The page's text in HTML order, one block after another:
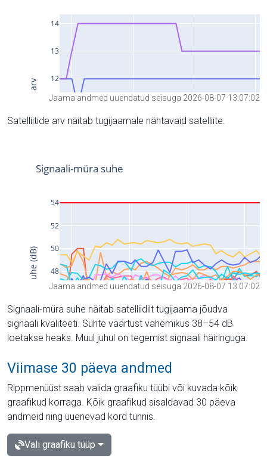
Jaama andmed uuendatud seisuga 2026-08-07 13:07:02
Satelliitide arv näitab tugijaamale nähtavaid satelliite.
Jaama andmed uuendatud seisuga 2026-08-07 13:07:02
Signaali-müra suhe näitab satelliidilt tugijaama jõudva
signaali kvaliteeti. Suhte väärtust vahemikus 38–54 dB
loetakse heaks. Muul juhul on tegemist signaali häiringuga.
Viimase 30 päeva andmed
Rippmenüüst saab valida graafiku tüübi või kuvada kõik
graafikud korraga. Kõik graafikud sisaldavad 30 päeva
andmeid ning uuenevad kord tunnis.
Vali graafiku tüüp